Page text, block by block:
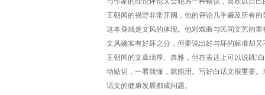
王朝闻的视野非常开阔，他的评论几乎遍及所有
这本身就是文风的体现。他对戏曲与民间文艺的
文风确实有好坏之分，但要说出好与坏的标准却
王朝闻的文章绵厚、典雅，但在表达上可以说既“
动贴切，一看就懂，就能用。写好白话文很重要
话文的健康发展都成问题。